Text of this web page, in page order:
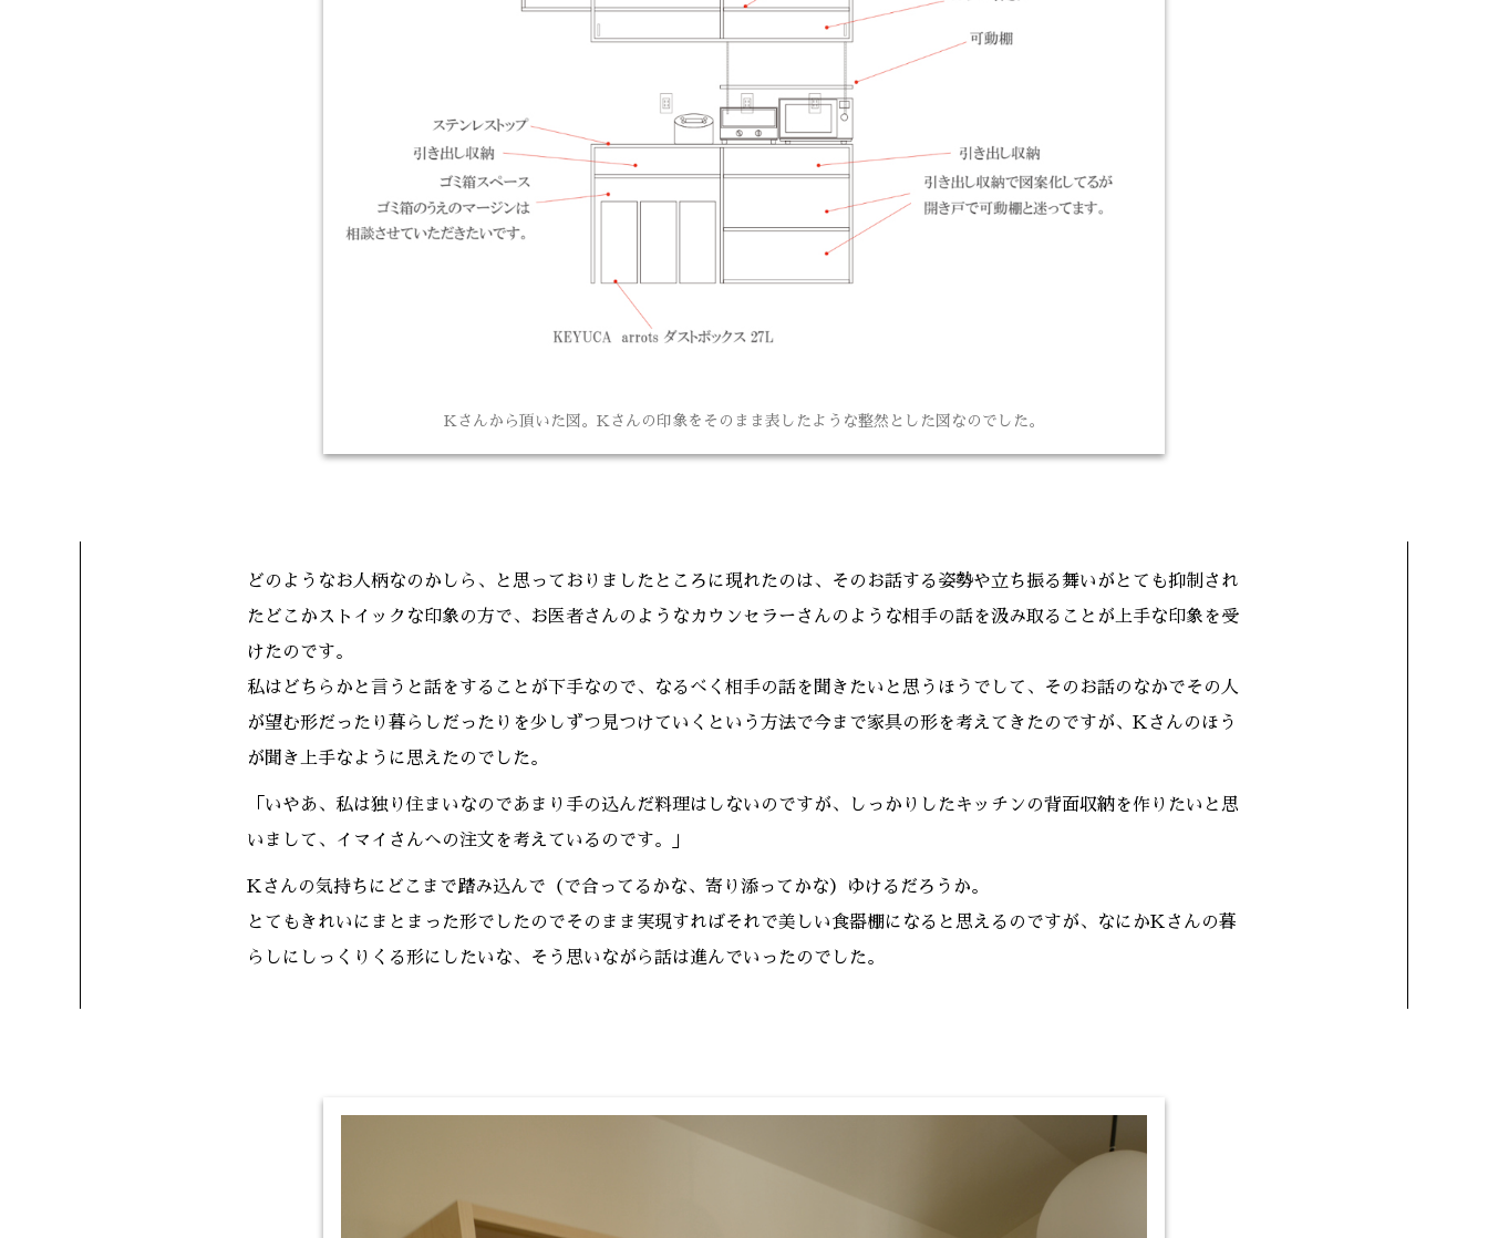
Kさんから頂いた図。Kさんの印象をそのまま表したような整然とした図なのでした。
どのようなお人柄なのかしら、と思っておりましたところに現れたのは、そのお話する姿勢や立ち振る舞いがとても抑制され
たどこかストイックな印象の方で、お医者さんのようなカウンセラーさんのような相手の話を汲み取ることが上手な印象を受
けたのです。
私はどちらかと言うと話をすることが下手なので、なるべく相手の話を聞きたいと思うほうでして、そのお話のなかでその人
が望む形だったり暮らしだったりを少しずつ見つけていくという方法で今まで家具の形を考えてきたのですが、Kさんのほう
が聞き上手なように思えたのでした。
「いやあ、私は独り住まいなのであまり手の込んだ料理はしないのですが、しっかりしたキッチンの背面収納を作りたいと思
いまして、イマイさんへの注文を考えているのです。」
Kさんの気持ちにどこまで踏み込んで（で合ってるかな、寄り添ってかな）ゆけるだろうか。
とてもきれいにまとまった形でしたのでそのまま実現すればそれで美しい食器棚になると思えるのですが、なにかKさんの暮
らしにしっくりくる形にしたいな、そう思いながら話は進んでいったのでした。